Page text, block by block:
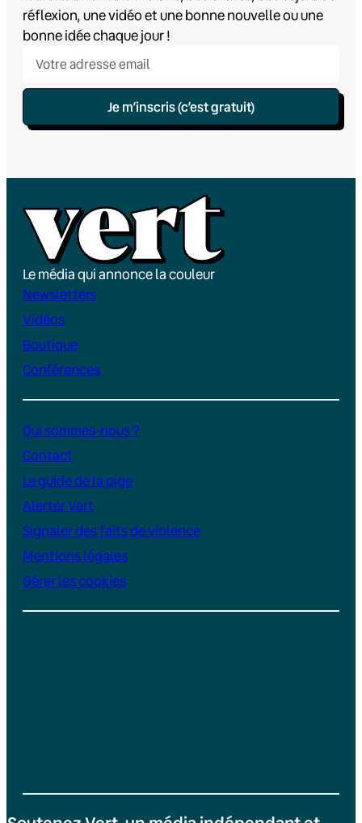
réflexion, une vidéo et une bonne nouvelle ou une
bonne idée chaque jour !
Je m’inscris (c’est gratuit)
Le média qui annonce la couleur
Newsletters
Vidéos
Boutique
Conférences
Qui sommes-nous ?
Contact
Le guide de la pige
Alerter Vert
Signaler des faits de violence
Mentions légales
Gérer les cookies